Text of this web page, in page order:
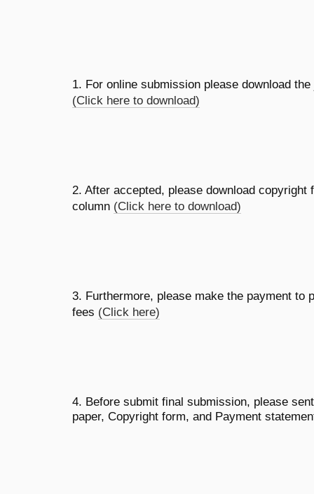
1. For online submission please download
(Click here to download)
2. After accepted, please download copyright
column (Click here to download)
3. Furthermore, please make the payment to
fees (Click here)
4. Before submit final submission, please
paper, Copyright form, and Payment